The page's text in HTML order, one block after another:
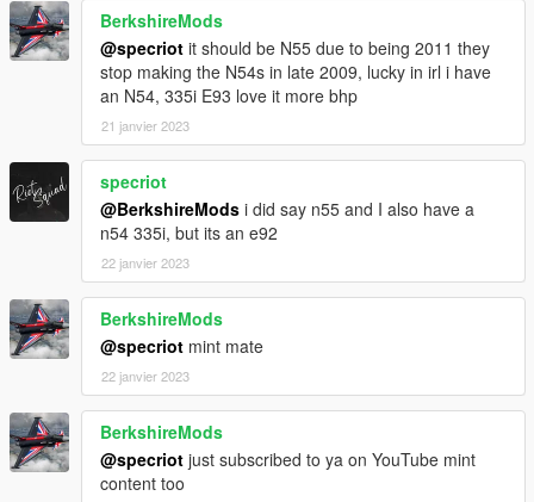
BerkshireMods
@specriot it should be N55 due to being 2011 they
stop making the N54s in late 2009, lucky in irl i have
an N54, 335i E93 love it more bhp
21 janvier 2023
specriot
@BerkshireMods i did say n55 and I also have a
n54 335i, but its an e92
22 janvier 2023
BerkshireMods
@specriot mint mate
22 janvier 2023
BerkshireMods
@specriot just subscribed to ya on YouTube mint
content too